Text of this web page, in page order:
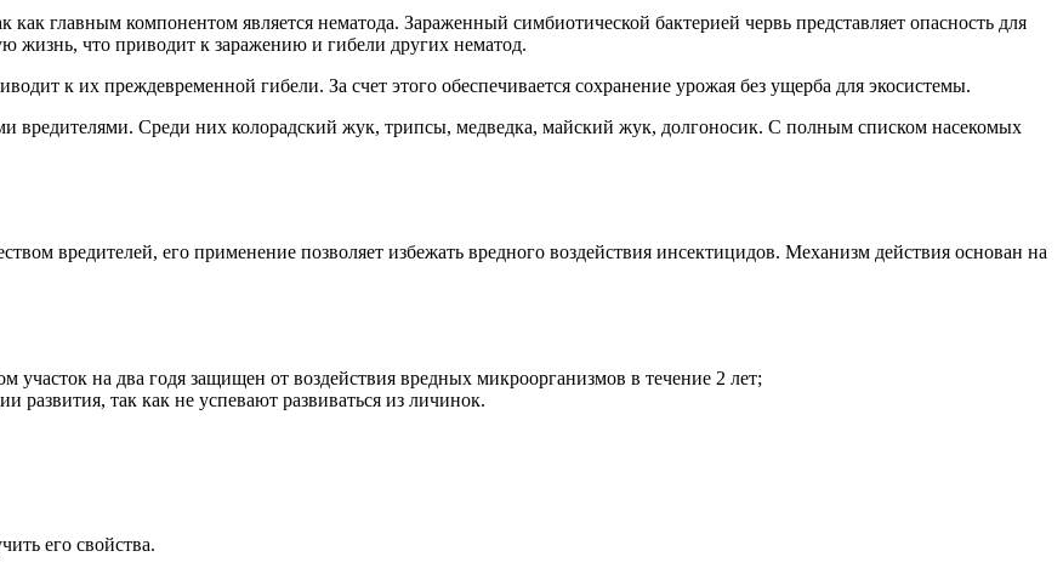
главным компонентом является нематода. Зараженный симбиотической бактерией червь представляет опасность для
жизнь, что приводит к заражению и гибели других нематод.
к их преждевременной гибели. За счет этого обеспечивается сохранение урожая без ущерба для экосистемы.
вредителями. Среди них колорадский жук, трипсы, медведка, майский жук, долгоносик. С полным списком насекомых
вредителей, его применение позволяет избежать вредного воздействия инсектицидов. Механизм действия основан на
на два годя защищен от воздействия вредных микроорганизмов в течение 2 лет;
так как не успевают развиваться из личинок.
его свойства.